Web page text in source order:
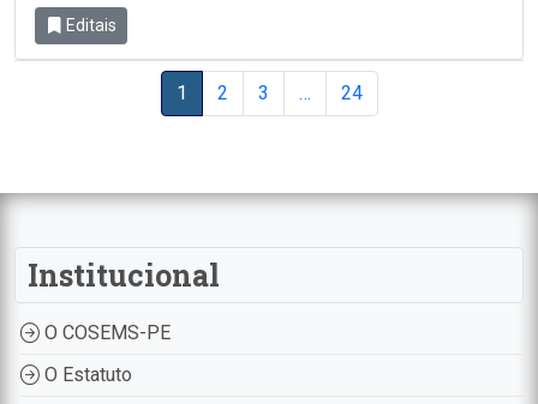
Editais
1 2 3 … 24
Institucional
O COSEMS-PE
O Estatuto